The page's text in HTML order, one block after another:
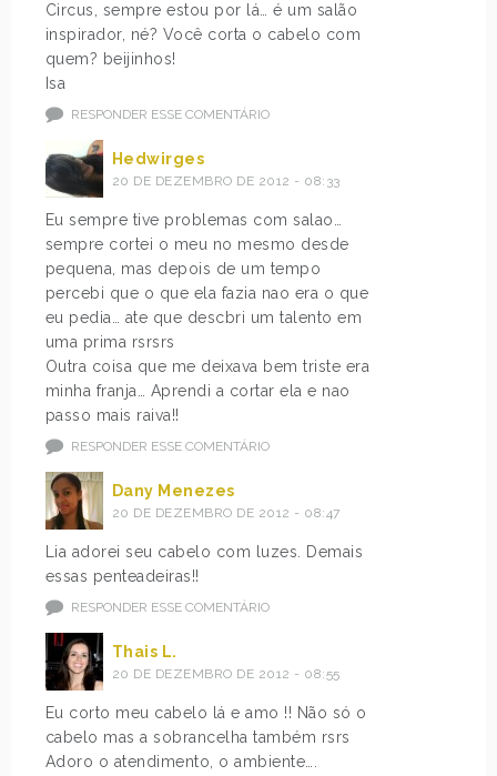
Circus, sempre estou por lá… é um salão
inspirador, né? Você corta o cabelo com
quem? beijinhos!
Isa
RESPONDER ESSE COMENTÁRIO
Hedwirges
20 DE DEZEMBRO DE 2012 - 08:33
Eu sempre tive problemas com salao…
sempre cortei o meu no mesmo desde
pequena, mas depois de um tempo
percebi que o que ela fazia nao era o que
eu pedia… ate que descbri um talento em
uma prima rsrsrs
Outra coisa que me deixava bem triste era
minha franja… Aprendi a cortar ela e nao
passo mais raiva!!
RESPONDER ESSE COMENTÁRIO
Dany Menezes
20 DE DEZEMBRO DE 2012 - 08:47
Lia adorei seu cabelo com luzes. Demais
essas penteadeiras!!
RESPONDER ESSE COMENTÁRIO
Thais L.
20 DE DEZEMBRO DE 2012 - 08:55
Eu corto meu cabelo lá e amo !! Não só o
cabelo mas a sobrancelha também rsrs
Adoro o atendimento, o ambiente….